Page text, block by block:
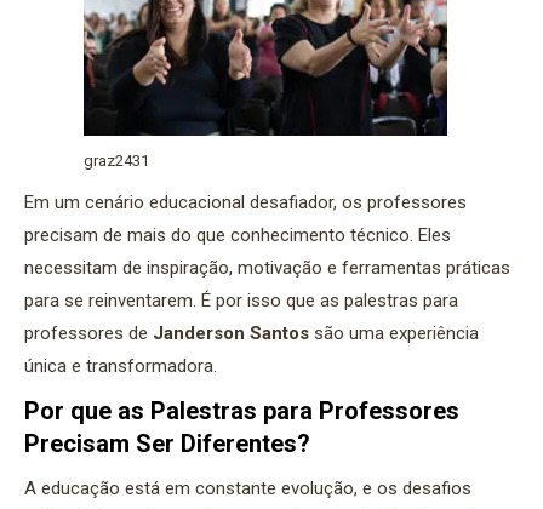
graz2431
Em um cenário educacional desafiador, os professores
precisam de mais do que conhecimento técnico. Eles
necessitam de inspiração, motivação e ferramentas práticas
para se reinventarem. É por isso que as palestras para
professores de Janderson Santos são uma experiência
única e transformadora.
Por que as Palestras para Professores
Precisam Ser Diferentes?
A educação está em constante evolução, e os desafios